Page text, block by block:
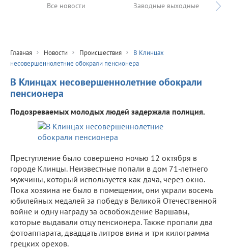
Все новости Заводные выходные
Главная Новости Происшествия
В Клинцах
несовершеннолетние обокрали пенсионера
В Клинцах несовершеннолетние обокрали
пенсионера
Подозреваемых молодых людей задержала полиция.
Преступление было совершено ночью 12 октября в
городе Клинцы. Неизвестные попали в дом 71-летнего
мужчины, который используется как дача, через окно.
Пока хозяина не было в помещении, они украли восемь
юбилейных медалей за победу в Великой Отечественной
войне и одну награду за освобождение Варшавы,
которые выдавали отцу пенсионера. Также пропали два
фотоаппарата, двадцать литров вина и три килограмма
грецких орехов.